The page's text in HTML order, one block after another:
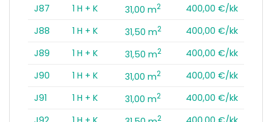
J87
1 H + K 31,00 m2
400,00 €/kk
J88
1 H + K 31,50 m2
400,00 €/kk
J89
1 H + K 31,50 m2
400,00 €/kk
J90
1 H + K 31,00 m2
400,00 €/kk
J91
1 H + K 31,00 m2
400,00 €/kk
2